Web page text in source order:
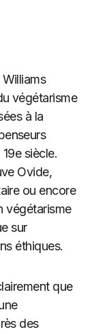
végétarisme
à la
siècle.
Ovide,
ou encore
végétarisme
sur
éthiques.
que
des